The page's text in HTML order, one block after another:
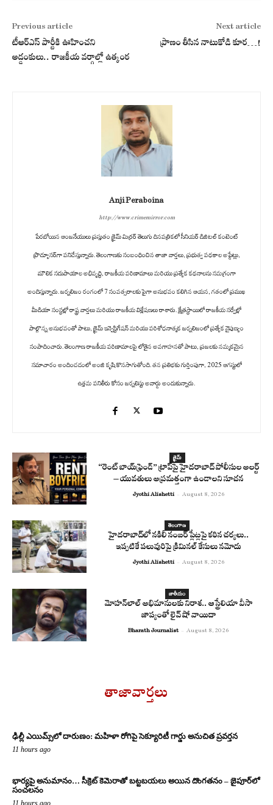
Previous article
టీఆర్ఎస్ పార్టీకి ఊహించని
అడ్డంకులు.. రాజకీయ వర్గాల్లో ఉత్కంఠ
Next article
ప్రాణం తీసిన నాటుకోడి కూర‌…!
Anji Peraboina
http://www.crimemirror.com
పేరబోయిన ఆంజనేయులు ప్రస్తుతం క్రైమ్ మిర్రర్ తెలుగు దినపత్రికలో సీనియర్ డిజిటల్ కంటెంట్
ప్రొడ్యూసర్‌గా పనిచేస్తున్నారు. తెలంగాణకు సంబంధించిన తాజా వార్తలు, ప్రభుత్వ పథకాల అప్డేట్లు,
మౌలిక సదుపాయాల అభివృద్ధి, రాజకీయ పరిణామాలు మరియు ప్రత్యేక కథనాలను సమగ్రంగా
అందిస్తున్నారు. జర్నలిజం రంగంలో 7 సంవత్సరాలకు పైగా అనుభవం కలిగిన ఆయన, గతంలో ప్రముఖ
మీడియా సంస్థల్లో రాష్ట్ర వార్తలు మరియు రాజకీయ విశ్లేషణలు రాశారు. క్షేత్రస్థాయిలో రాజకీయ సర్వేల్లో
పాల్గొన్న అనుభవంతో పాటు, క్రైమ్ ఇన్వెస్టిగేషన్ మరియు పరిశోధనాత్మక జర్నలిజంలో ప్రత్యేక నైపుణ్యం
సంపాదించారు. తెలంగాణ రాజకీయ పరిణామాలపై లోతైన అవగాహనతో పాటు, ప్రజలకు నమ్మకమైన
సమాచారం అందించడంలో అంజి కృషి కొనసాగుతోంది. తన ప్రతిభకు గుర్తింపుగా, 2025 ఆగస్టులో
ఉత్తమ పనితీరు కోసం జర్నలిస్టు అవార్డు అందుకున్నారు.
క్రైమ్
“రెంట్ బాయ్‌ఫ్రెండ్” ట్రాప్‌పై హైదరాబాద్ పోలీసుల అలర్ట్
– యువతులు అప్రమత్తంగా ఉండాలని సూచన
Jyothi Alishetti - August 8, 2026
తెలంగాణ
హైదరాబాద్‌లో నకిలీ నంబర్ ప్లేట్లపై కఠిన చర్యలు..
ఇప్పటికే పలువురిపై క్రిమినల్ కేసులు నమోదు
Jyothi Alishetti - August 8, 2026
జాతీయం
మోహన్‌లాల్ అభిమానులకు నిరాశ.. ఆస్ట్రేలియా వీసా
జాప్యంతో లైవ్ షో వాయిదా
Bharath Journalist - August 8, 2026
తాజావార్తలు
ఢిల్లీ ఎయిమ్స్‌లో దారుణం: మహిళా రోగిపై సెక్యూరిటీ గార్డు అనుచిత ప్రవర్తన
11 hours ago
భార్యపై అనుమానం… సీక్రెట్ కెమెరాతో బట్టబయలు అయిన దొంగతనం – జైపూర్‌లో
సంచలనం
11 hours ago